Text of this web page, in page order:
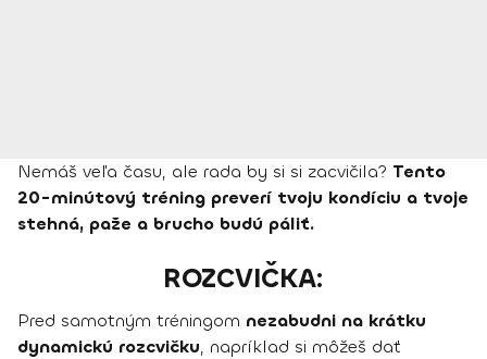
Nemáš veľa času, ale rada by si si zacvičila? Tento
20-minútový tréning preverí tvoju kondíciu a tvoje
stehná, paže a brucho budú páliť.
ROZCVIČKA:
Pred samotným tréningom nezabudni na krátku
dynamickú rozcvičku, napríklad si môžeš dať